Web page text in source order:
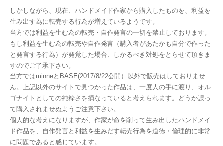
しかしながら、現在、ハンドメイド作家から購入したものを、利益を
生み出す為に転売する行為が増えているようです。
当方では利益を生む為の転売・自作発言の一切を禁止しております。
もし利益を生む為の転売や自作発言（購入者があたかも自分で作った
と発言する行為）が発覚した場合、しかるべき対処をとらせて頂きま
すのでご了承下さい。
当方ではminneとBASE(2017/8/22公開）以外で販売はしておりませ
ん。上記以外のサイトで見つかった作品は、一度人の手に渡り、オル
ゴナイトとしての純粋さを損なっていると考えられます。どうか誤っ
て購入されませぬようご注意下さい。
個人的な考えになりますが、作家が命を削って生み出したハンドメイ
ド作品を、自作発言と利益を生みだす転売行為を道徳・倫理的に非常
に問題であると感じています。